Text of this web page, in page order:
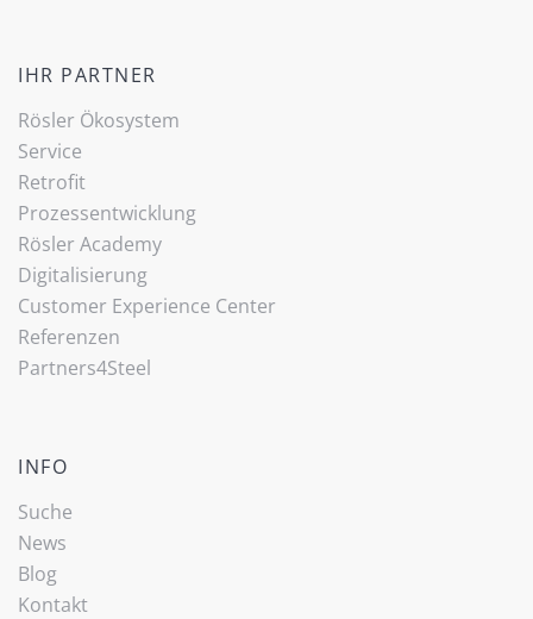
IHR PARTNER
Rösler Ökosystem
Service
Retrofit
Prozessentwicklung
Rösler Academy
Digitalisierung
Customer Experience Center
Referenzen
Partners4Steel
INFO
Suche
News
Blog
Kontakt